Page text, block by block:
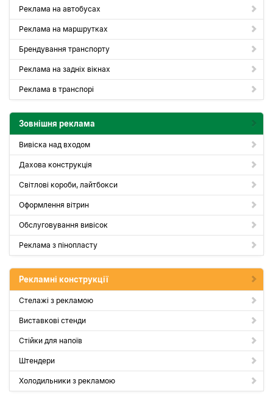
Реклама на автобусах
Реклама на маршрутках
Брендування транспорту
Реклама на задніх вікнах
Реклама в транспорі
Зовнішня реклама
Вивіска над входом
Дахова конструкція
Світлові короби, лайтбокси
Оформлення вітрин
Обслуговування вивісок
Реклама з пінопласту
Рекламні конструкції
Стелажі з рекламою
Виставкові стенди
Стійки для напоїв
Штендери
Холодильники з рекламою